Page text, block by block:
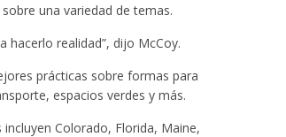
una variedad de temas.
hacerlo realidad”, dijo McCoy.
prácticas sobre formas para
espacios verdes y más.
Colorado, Florida, Maine,